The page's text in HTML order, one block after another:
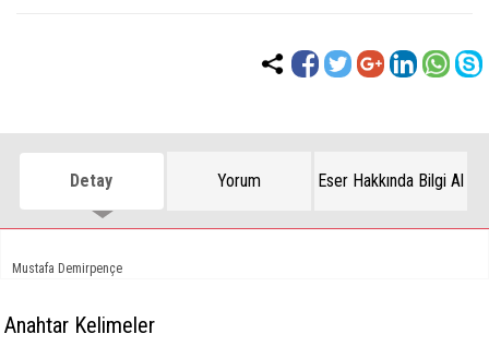
Detay Yorum Eser Hakkında Bilgi Al
Mustafa Demirpençe
Anahtar Kelimeler